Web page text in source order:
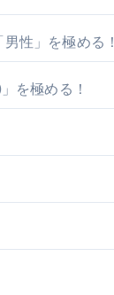
性」を極める！
を極める！